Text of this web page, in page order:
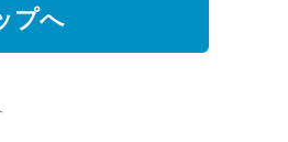
プへ